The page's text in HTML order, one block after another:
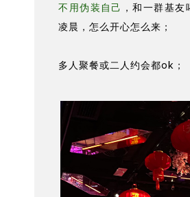
不用伪装自己 ，和一群基
凌晨，怎么开心怎么来；
多人聚餐或二人约会都ok；